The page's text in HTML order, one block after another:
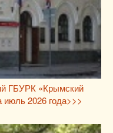
ГБУРК «Крымский
июль 2026 года>>>